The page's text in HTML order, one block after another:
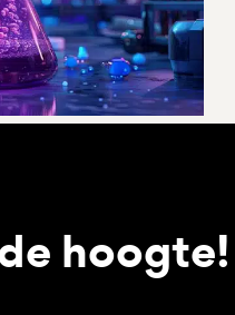
hoogte!